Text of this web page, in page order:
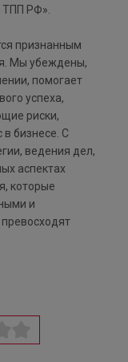
ТПП РФ».
признанным
Мы убеждены,
помогает
успеха,
риски,
в бизнесе. С
ведения дел,
аспектах
которые
и